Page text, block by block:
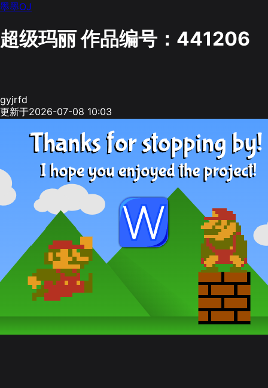
墨墨OJ
超级玛丽作品编号：441206
gyjrfd
更新于2026-07-08 10:03